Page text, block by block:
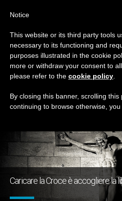
TAG
Posts
ULTIME NOTIZIE
Caricare la Croce è accogliere la
Notice
This website or its third party tools
necessary to its functioning and
purposes illustrated in the cookie
more or withdraw your consent to
please refer to the cookie policy
By closing this banner, scrolling
continuing to browse otherwise,